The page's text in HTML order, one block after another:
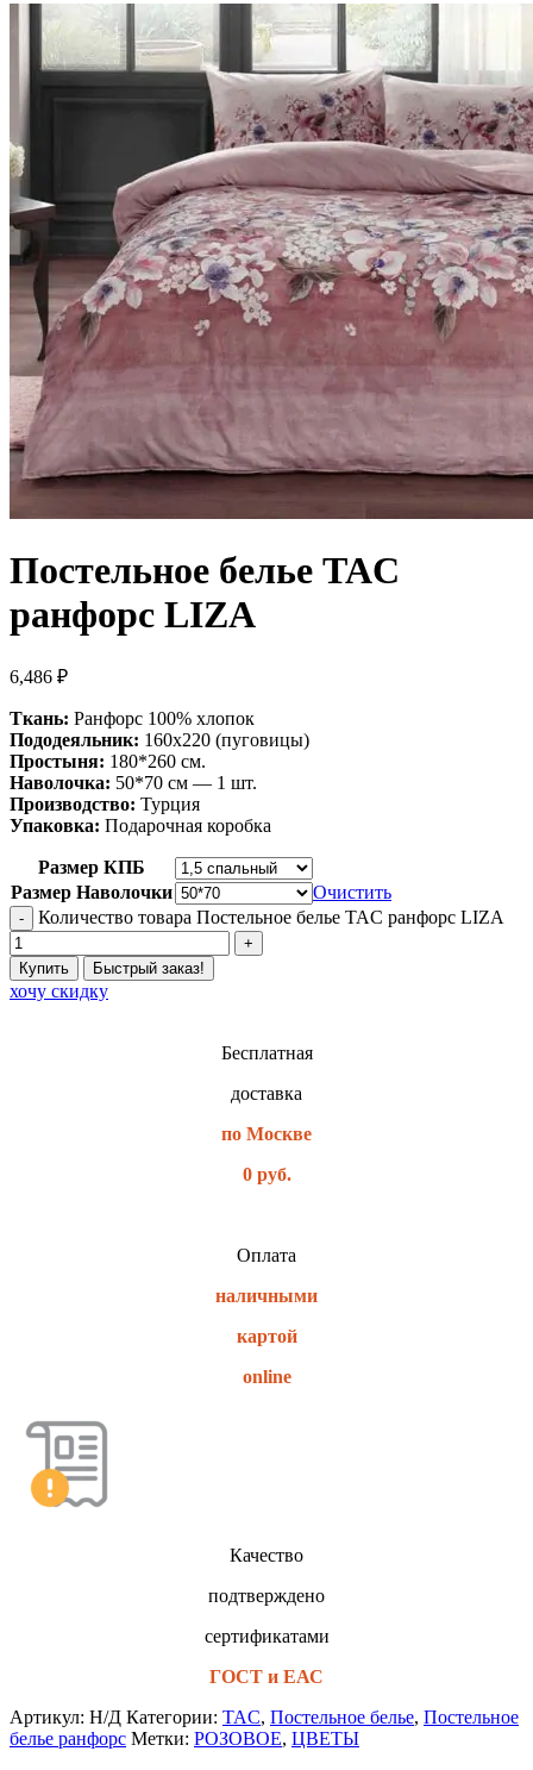
Постельное белье TAC
ранфорс LIZA
6,486 ₽
Ткань: Ранфорс 100% хлопок
Пододеяльник: 160х220 (пуговицы)
Простыня: 180*260 см.
Наволочка: 50*70 см — 1 шт.
Производство: Турция
Упаковка: Подарочная коробка
Размер КПБ
Размер Наволочки
Очистить
Количество товара Постельное белье TAC ранфорс LIZA
Купить Быстрый заказ!
хочу скидку
Бесплатная
доставка
по Москве
0 руб.
Оплата
наличными
картой
online
Качество
подтверждено
сертификатами
ГОСТ и ЕАС
Артикул: Н/Д Категории: TAC, Постельное белье, Постельное
белье ранфорс Метки: РОЗОВОЕ, ЦВЕТЫ